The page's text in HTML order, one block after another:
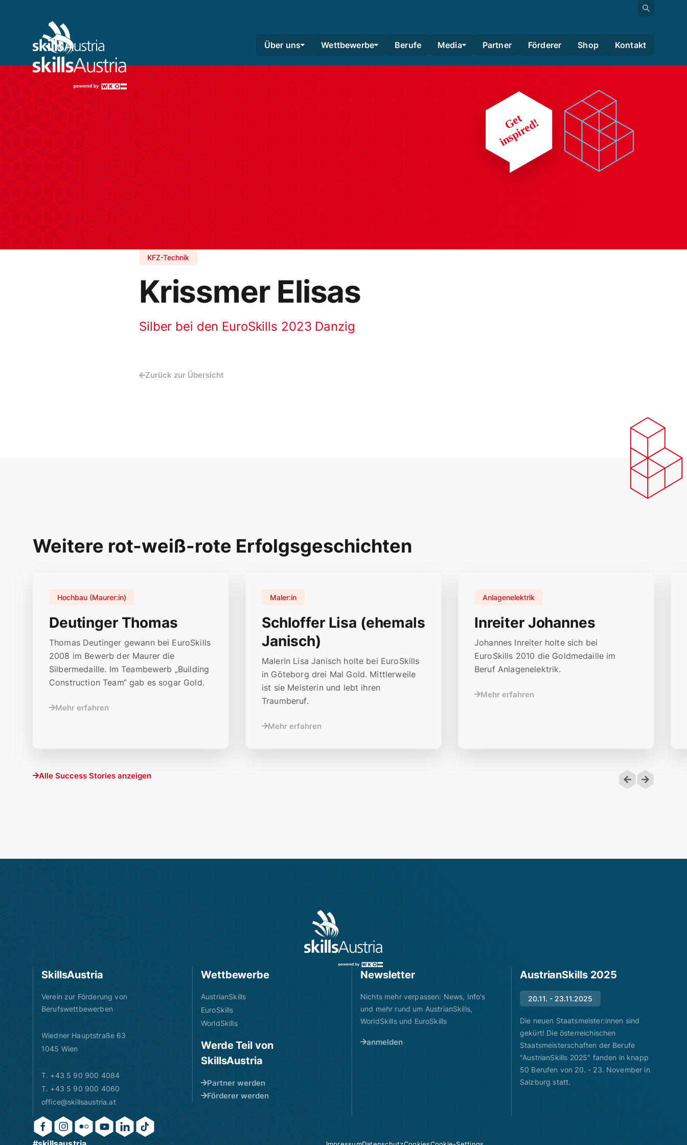
Über uns Wettbewerbe Berufe Media Partner Förderer Shop Kontakt
KFZ-Technik
Krissmer Elisas
Silber bei den EuroSkills 2023 Danzig
Zurück zur Übersicht
Weitere rot-weiß-rote Erfolgsgeschichten
Deutinger Thomas
Hochbau (Maurer:in)
Thomas Deutinger gewann bei EuroSkills
2008 im Bewerb der Maurer die
Silbermedaille. Im Teambewerb „Building
Construction Team“ gab es sogar Gold.
Mehr erfahren
Schloffer Lisa (ehemals
Janisch)
Maler:in
Malerin Lisa Janisch holte bei EuroSkills
in Göteborg drei Mal Gold. Mittlerweile
ist sie Meisterin und lebt ihren
Traumberuf.
Mehr erfahren
Inreiter Johannes
Anlagenelektrik
Johannes Inreiter holte sich bei
EuroSkills 2010 die Goldmedaille im
Beruf Anlagenelektrik.
Mehr erfahren
Alle Success Stories anzeigen
SkillsAustria
Verein zur Förderung von
Berufswettbewerben
Wiedner Hauptstraße 63
1045 Wien
T. +43 5 90 900 4084
T. +43 5 90 900 4060
office@skillsaustria.at
Wettbewerbe
AustrianSkills
EuroSkills
WorldSkills
Werde Teil von
SkillsAustria
Partner werden
Förderer werden
Newsletter
Nichts mehr verpassen: News, Info's
und mehr rund um AustrianSkills,
WorldSkills und EuroSkills
anmelden
AustrianSkills 2025
20.11. - 23.11.2025
Die neuen Staatsmeister:innen sind
gekürt! Die österreichischen
Staatsmeisterschaften der Berufe
"AustrianSkills 2025" fanden in knapp
50 Berufen von 20. - 23. November in
Salzburg statt.